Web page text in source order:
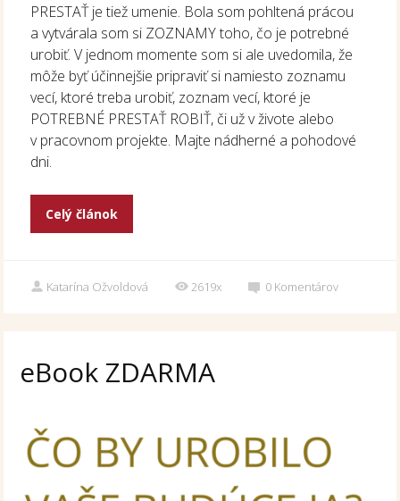
PRESTAŤ je tiež umenie. Bola som pohltená prácou
a vytvárala som si ZOZNAMY toho, čo je potrebné
urobiť. V jednom momente som si ale uvedomila, že
môže byť účinnejšie pripraviť si namiesto zoznamu
vecí, ktoré treba urobiť, zoznam vecí, ktoré je
POTREBNÉ PRESTAŤ ROBIŤ, či už v živote alebo
v pracovnom projekte. Majte nádherné a pohodové
dni.
Celý článok
Katarína Ožvoldová 2619x 0 Komentárov
eBook ZDARMA